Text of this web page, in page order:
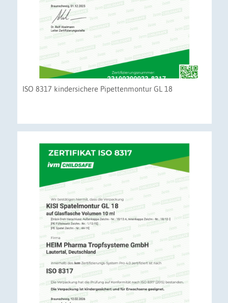
ISO 8317 kindersichere Pipettenmontur GL 18